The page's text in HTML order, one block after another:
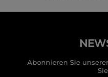
Abonnieren Sie